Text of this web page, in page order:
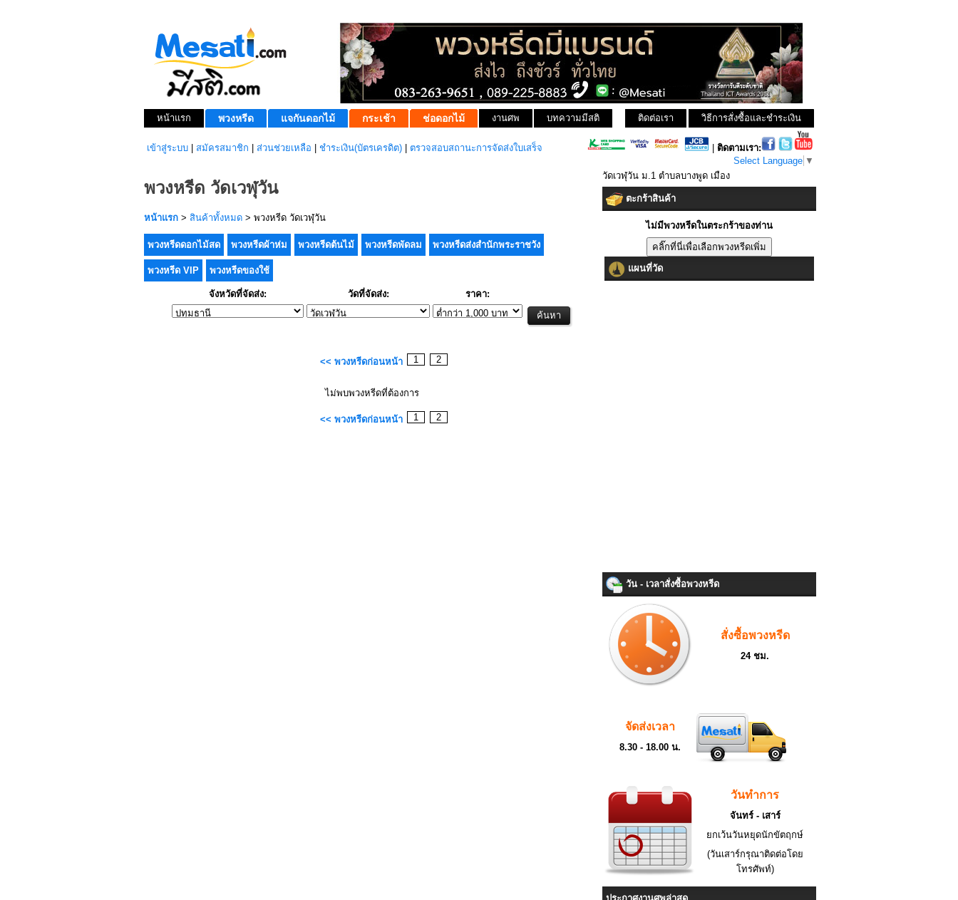
หน้าแรก พวงหรีด แจกันดอกไม้ กระเช้า ช่อดอกไม้ งานศพ บทความมีสติ วิธีการสั่งซื้อและชำระเงิน
ติดต่อเรา
เข้าสู่ระบบ สมัครสมาชิก ส่วนช่วยเหลือ ชำระเงิน(บัตรเครดิต) ตรวจสอบสถานะการจัดส่งใบเสร็จ
ติดตามเรา:
Select Language ▼
พวงหรีด วัดเวฬุวัน
หน้าแรก > สินค้าทั้งหมด > พวงหรีด วัดเวฬุวัน
พวงหรีดดอกไม้สด พวงหรีดผ้าห่ม พวงหรีดต้นไม้ พวงหรีดพัดลม พวงหรีดส่งสำนักพระราชวัง
พวงหรีด VIP พวงหรีดของใช้
จังหวัดที่จัดส่ง: วัดที่จัดส่ง: ราคา:
<< พวงหรีดก่อนหน้า 1 2
ไม่พบพวงหรีดที่ต้องการ
<< พวงหรีดก่อนหน้า 1 2
วัดเวฬุวัน ม.1 ตำบลบางพูด เมือง
ตะกร้าสินค้า
ไม่มีพวงหรีดในตระกร้าของท่าน
แผนที่วัด
วัน - เวลาสั่งซื้อพวงหรีด
สั่งซื้อพวงหรีด
24 ชม.
จัดส่งเวลา
8.30 - 18.00 น.
วันทำการ
จันทร์ - เสาร์
ยกเว้นวันหยุดนักขัตฤกษ์
(วันเสาร์กรุณาติดต่อโดย
โทรศัพท์)